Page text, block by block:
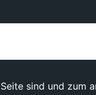
sind und zum